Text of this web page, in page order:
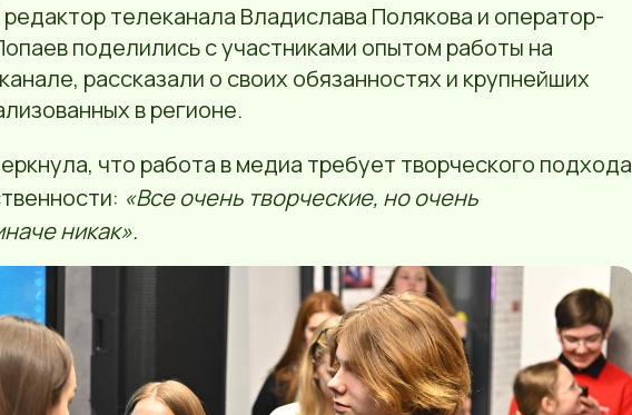
телеканала Владислава Полякова и оператор-
поделились с участниками опытом работы на
рассказали о своих обязанностях и крупнейших
в регионе.
что работа в медиа требует творческого подхода
«Все очень творческие, но очень
никак».